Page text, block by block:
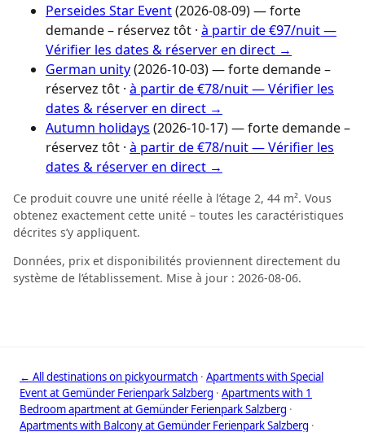
Perseides Star Event(2026-08-09) — forte
demande – réservez tôt · à partir de €97/nuit —
Vérifier les dates & réserver en direct →
German unity(2026-10-03) — forte demande –
réservez tôt · à partir de €78/nuit — Vérifier les
dates & réserver en direct →
Autumn holidays (2026-10-17) — forte demande –
réservez tôt · à partir de €78/nuit — Vérifier les
dates & réserver en direct →
Ce produit couvre une unité réelle à l’étage 2, 44 m². Vous
obtenez exactement cette unité – toutes les caractéristiques
décrites s’y appliquent.
Données, prix et disponibilités proviennent directement du
système de l’établissement. Mise à jour : 2026-08-06.
← All destinations on pickyourmatch · Apartments with Special
Event at Gemünder Ferienpark Salzberg · Apartments with 1
Bedroom apartment at Gemünder Ferienpark Salzberg ·
Apartments with Balcony at Gemünder Ferienpark Salzberg ·